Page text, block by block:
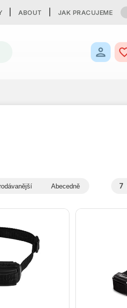
ABOUT JAK PRACUJEME
Abecedně 7